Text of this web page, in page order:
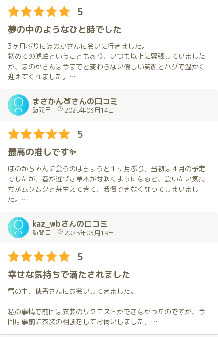
した。
これからも推していきたいと思います。
5
夢の中のようなひと時でした
3ヶ月ぶりにほのかさんに会いに行きました。
初めての琥珀ということもあり、いつも以上に緊張していました
が、ほのかさんは今までと変わらない優しい笑顔とハグで温かく
迎えてくれました。
鏡がいたる所にあり照明も明るい部屋のせいか、ほのかさんの綺
麗な肌がさらに輝いて見えました。また、少し短くなったショー
トカットが可愛い笑顔をより引き立てていました。
プレイでは部屋を効果的に使い、優しくリードしてもらいながら
も濃厚な内容で、身も心もたくさん癒してもらいました。
今回も夢のような楽しい時間があっという間に過ぎてしまいまし
た。この夢の続きを体験しにまた会いに行きます。
初めての琥珀でしたが、スタッフの方には店内はもちろん電話か
ら送迎まで丁寧に対応していただき、ありがとうございました。
まさかん🍑さんの口コミ
訪問日： 2025年03月14日
5
最高の推しです✨
ほのかちゃんに会うのはちょうど１ヶ月ぶり。当初は４月の予定
でしたが、春が近づき草木が芽吹くようになると、会いたい気持
ちがムクムクと芽生えてきて、我慢できなくなってしまいまし
た。
そうです。いつもの前倒しです。
今日の衣装は黒レース。事前の打ち合わせの時、白と黒を提示さ
れ、よりセクシーな黒を選んだのですが、ほのかちゃんからは
「そうだと思った」と一言。僕の好みまですっかりお見通しで、
なんかうれしい💕
当日は花粉症の影響で若干の寝不足。でも、ほのかちゃんの満面
の笑みと黒レースの想像以上のセクシーさにバチッとお目覚め！
そして部屋に入ると熱い抱擁。
い💕
ギュッとしてもらうと自分が浄化されていく気がするんだよね❗️
ほのかちゃんには本当に癒されてます😊
kaz_wbさんの口コミ
訪問日： 2025年03月19日
5
幸せな気持ちで満たされました
雪の中、穂香さんにお会いしてきました。
私の事情で前回は衣装のリクエストができなかったのですが、今
回は事前に衣装の相談をしてお伺いしました。
新しくYouTubeを始めたこともあって忙しいはずなのにリクエス